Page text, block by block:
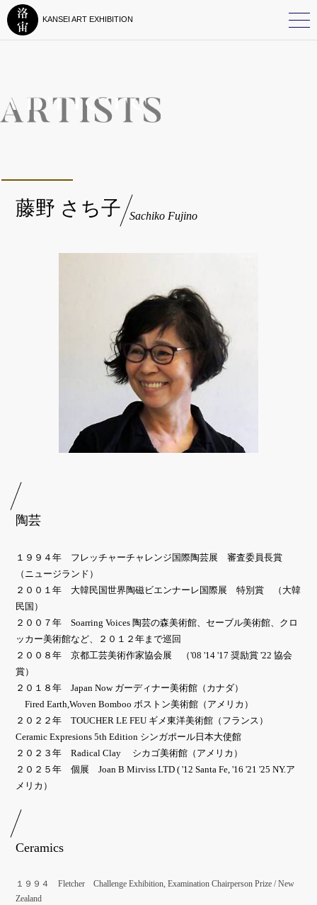
KANSEI ART EXHIBITION
藤野 さち子 Sachiko Fujino
陶芸
１９９４年 フレッチャーチャレンジ国際陶芸展 審査委員長賞
（ニュージランド）
２００１年 大韓民国世界陶磁ビエンナーレ国際展 特別賞 （大韓
民国）
２００７年 Soarring Voices 陶芸の森美術館、セーブル美術館、クロ
ッカー美術館など、２０１２年まで巡回
２００８年 京都工芸美術作家協会展 （'08 '14 '17 奨励賞 '22 協会
賞）
２０１８年 Japan Now ガーディナー美術館（カナダ）
Fired Earth,Woven Bomboo ボストン美術館（アメリカ）
２０２２年 TOUCHER LE FEU ギメ東洋美術館（フランス）
Ceramic Expresions 5th Edition シンガポール日本大使館
２０２３年 Radical Clay シカゴ美術館（アメリカ）
２０２５年 個展 Joan B Mirviss LTD ( '12 Santa Fe, '16 '21 '25 NY.ア
メリカ）
Ceramics
１９９４ Fletcher Challenge Exhibition, Examination Chairperson Prize / New
Zealand